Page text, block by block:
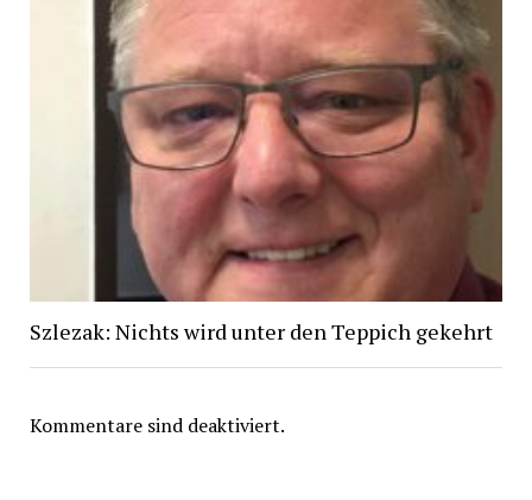
Szlezak: Nichts wird unter den Teppich gekehrt
Kommentare sind deaktiviert.